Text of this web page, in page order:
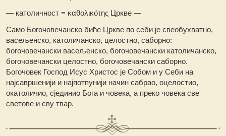
— католичност = καθολικότης Цркве —
Само Богочовечанско биће Цркве по себи је свеобухватно,
васељенско, католичанско, целостно, саборно:
богочовечански васељенско, богочовечански католичанско,
богочовечански целостно, богочовечански саборно.
Богочовек Господ Исус Христос је Собом и у Себи на
најсавршенији и најпотпунији начин сабрао, оцелостио,
окатоличио, сјединио Бога и човека, а преко човека све
светове и сву твар.